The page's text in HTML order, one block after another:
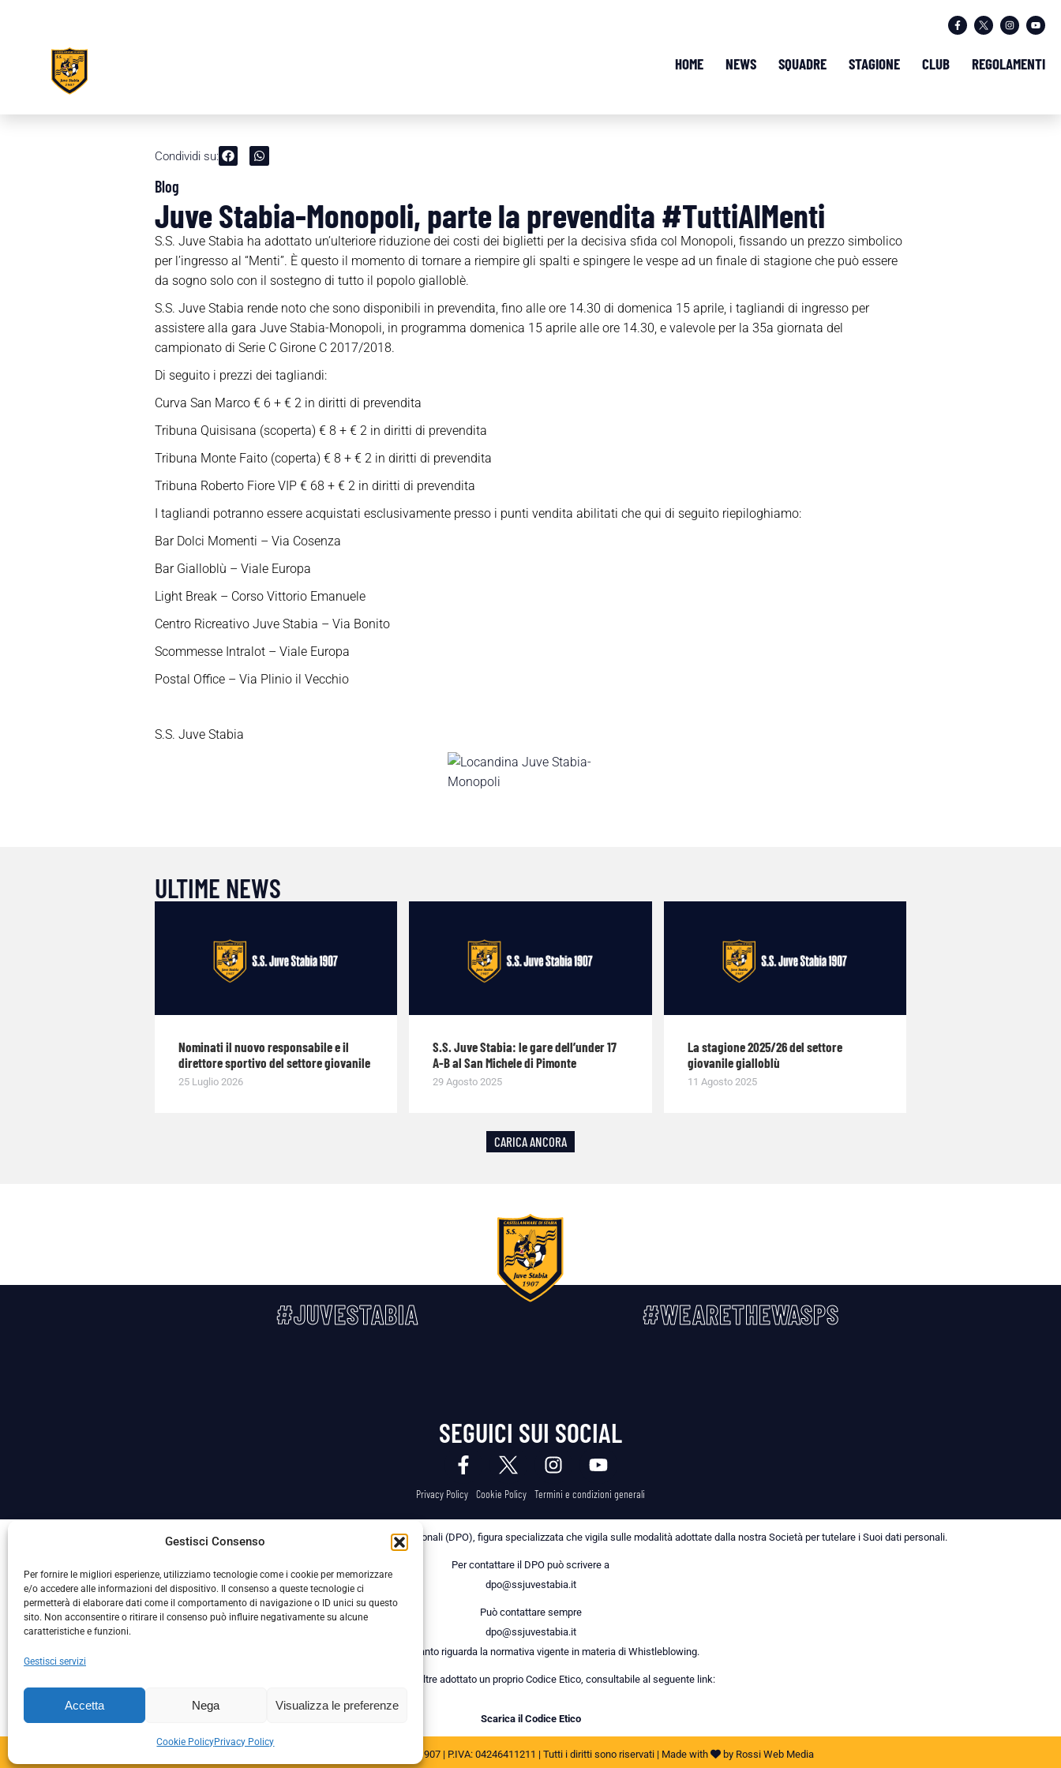
Gestisci Consenso
Per fornire le migliori esperienze, utilizziamo tecnologie come i cookie per memorizzare
e/o accedere alle informazioni del dispositivo. Il consenso a queste tecnologie ci
permetterà di elaborare dati come il comportamento di navigazione o ID unici su questo
sito. Non acconsentire o ritirare il consenso può influire negativamente su alcune
caratteristiche e funzioni.
Gestisci servizi
Accetta Nega Visualizza le preferenze
Cookie PolicyPrivacy Policy
HOME NEWS SQUADRE STAGIONE CLUB REGOLAMENTI
Condividi su:
Blog
Juve Stabia-Monopoli, parte la prevendita #TuttiAlMenti
S.S. Juve Stabia ha adottato un’ulteriore riduzione dei costi dei biglietti per la decisiva sfida col Monopoli, fissando un prezzo simbolico
per l’ingresso al “Menti”. È questo il momento di tornare a riempire gli spalti e spingere le vespe ad un finale di stagione che può essere
da sogno solo con il sostegno di tutto il popolo gialloblè.
S.S. Juve Stabia rende noto che sono disponibili in prevendita, fino alle ore 14.30 di domenica 15 aprile, i tagliandi di ingresso per
assistere alla gara Juve Stabia-Monopoli, in programma domenica 15 aprile alle ore 14.30, e valevole per la 35a giornata del
campionato di Serie C Girone C 2017/2018.
Di seguito i prezzi dei tagliandi:
Curva San Marco € 6 + € 2 in diritti di prevendita
Tribuna Quisisana (scoperta) € 8 + € 2 in diritti di prevendita
Tribuna Monte Faito (coperta) € 8 + € 2 in diritti di prevendita
Tribuna Roberto Fiore VIP € 68 + € 2 in diritti di prevendita
I tagliandi potranno essere acquistati esclusivamente presso i punti vendita abilitati che qui di seguito riepiloghiamo:
Bar Dolci Momenti – Via Cosenza
Bar Gialloblù – Viale Europa
Light Break – Corso Vittorio Emanuele
Centro Ricreativo Juve Stabia – Via Bonito
Scommesse Intralot – Viale Europa
Postal Office – Via Plinio il Vecchio
S.S. Juve Stabia
ULTIME NEWS
Nominati il nuovo responsabile e il
direttore sportivo del settore giovanile
25 Luglio 2026
S.S. Juve Stabia: le gare dell’under 17
A-B al San Michele di Pimonte
29 Agosto 2025
La stagione 2025/26 del settore
giovanile gialloblù
11 Agosto 2025
CARICA ANCORA
#JUVESTABIA #WEARETHEWASPS
SEGUICI SUI SOCIAL
Privacy Policy Cookie Policy Termini e condizioni generali
La Società ha nominato il Responsabile della Protezione dei Dati Personali (DPO), figura specializzata che vigila sulle modalità adottate dalla nostra Società per tutelare i Suoi dati personali.
Per contattare il DPO può scrivere a
dpo@ssjuvestabia.it
Può contattare sempre
dpo@ssjuvestabia.it
anche per quanto riguarda la normativa vigente in materia di Whistleblowing.
La Società ha inoltre adottato un proprio Codice Etico, consultabile al seguente link:
Scarica il Codice Etico
Copyright © 2024 – S.S. JUVE STABIA 1907 | P.IVA: 04246411211 | Tutti i diritti sono riservati | Made with by Rossi Web Media